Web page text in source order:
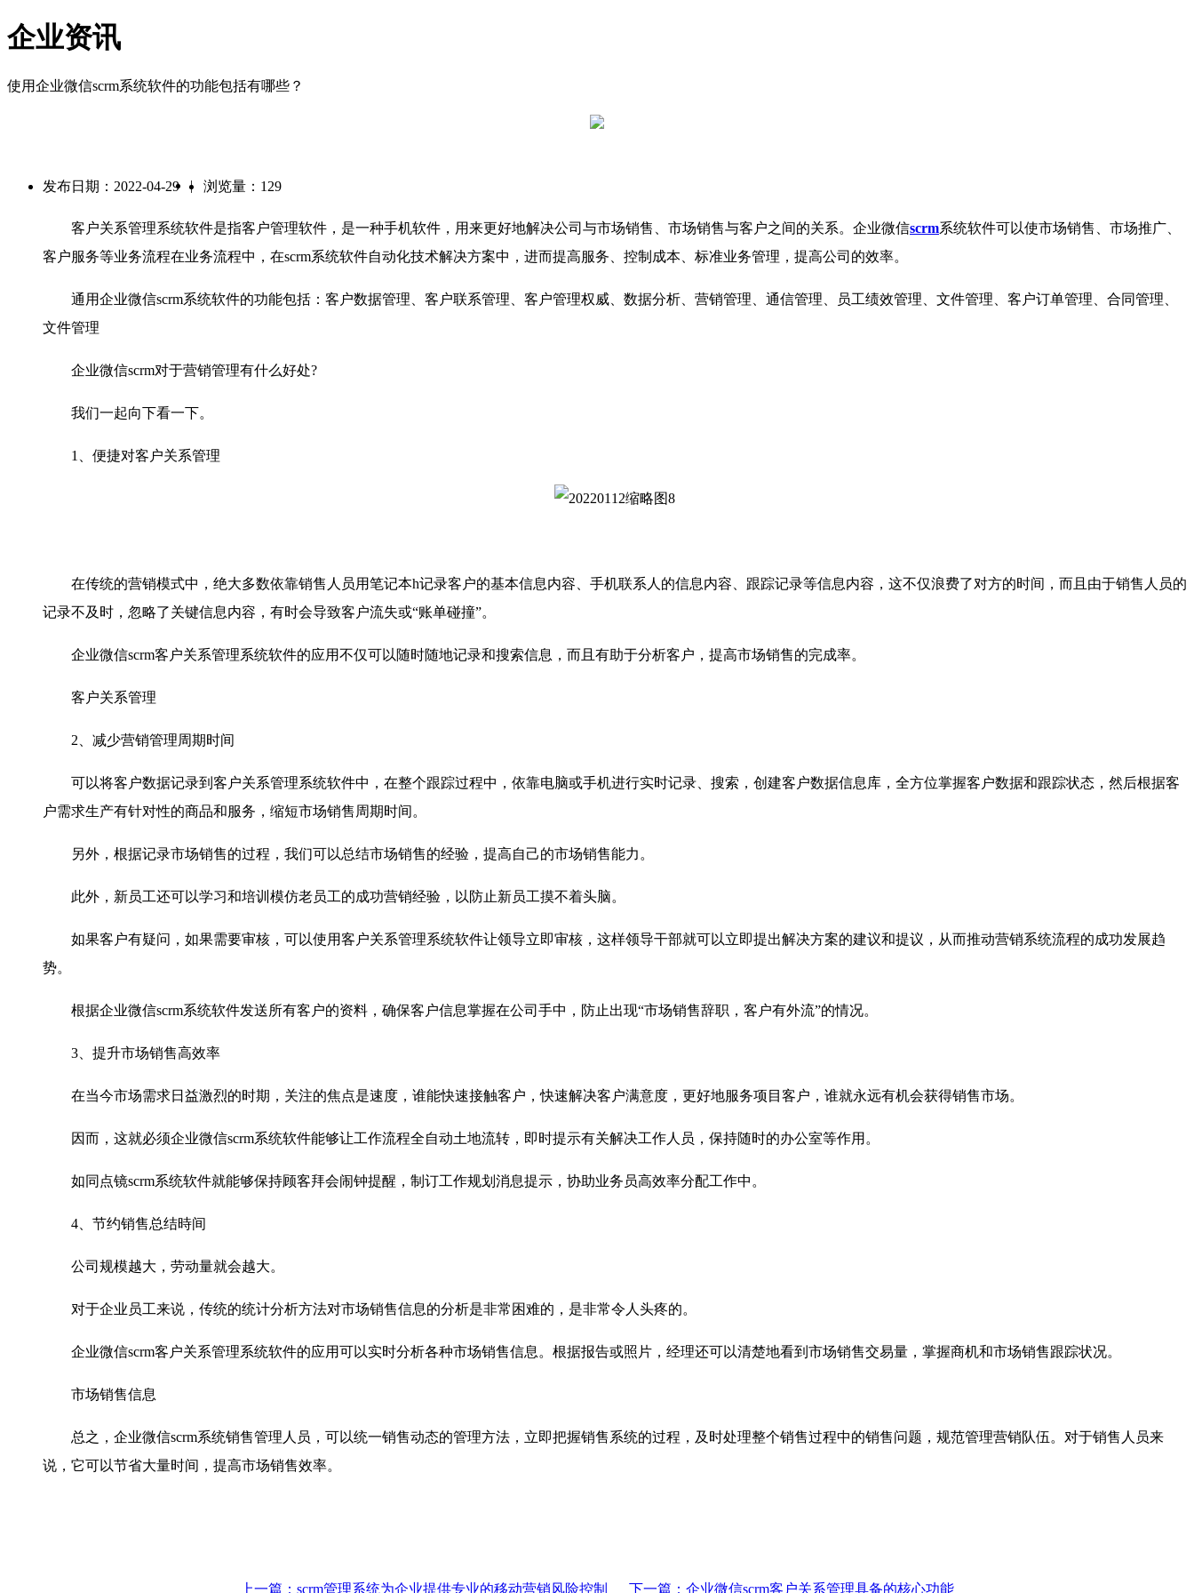
企业资讯
使用企业微信scrm系统软件的功能包括有哪些？
发布日期：2022-04-29 | 浏览量：129
客户关系管理系统软件是指客户管理软件，是一种手机软件，用来更好地解决公司与市场销售、市场销售与客户之间的关系。企业微信scrm系统软件可以使市场销售、市场推广、
客户服务等业务流程在业务流程中，在scrm系统软件自动化技术解决方案中，进而提高服务、控制成本、标准业务管理，提高公司的效率。
通用企业微信scrm系统软件的功能包括：客户数据管理、客户联系管理、客户管理权威、数据分析、营销管理、通信管理、员工绩效管理、文件管理、客户订单管理、合同管理、
文件管理
企业微信scrm对于营销管理有什么好处?
我们一起向下看一下。
1、便捷对客户关系管理
在传统的营销模式中，绝大多数依靠销售人员用笔记本h记录客户的基本信息内容、手机联系人的信息内容、跟踪记录等信息内容，这不仅浪费了对方的时间，而且由于销售人员的
记录不及时，忽略了关键信息内容，有时会导致客户流失或“账单碰撞”。
企业微信scrm客户关系管理系统软件的应用不仅可以随时随地记录和搜索信息，而且有助于分析客户，提高市场销售的完成率。
客户关系管理
2、减少营销管理周期时间
可以将客户数据记录到客户关系管理系统软件中，在整个跟踪过程中，依靠电脑或手机进行实时记录、搜索，创建客户数据信息库，全方位掌握客户数据和跟踪状态，然后根据客
户需求生产有针对性的商品和服务，缩短市场销售周期时间。
另外，根据记录市场销售的过程，我们可以总结市场销售的经验，提高自己的市场销售能力。
此外，新员工还可以学习和培训模仿老员工的成功营销经验，以防止新员工摸不着头脑。
如果客户有疑问，如果需要审核，可以使用客户关系管理系统软件让领导立即审核，这样领导干部就可以立即提出解决方案的建议和提议，从而推动营销系统流程的成功发展趋
势。
根据企业微信scrm系统软件发送所有客户的资料，确保客户信息掌握在公司手中，防止出现“市场销售辞职，客户有外流”的情况。
3、提升市场销售高效率
在当今市场需求日益激烈的时期，关注的焦点是速度，谁能快速接触客户，快速解决客户满意度，更好地服务项目客户，谁就永远有机会获得销售市场。
因而，这就必须企业微信scrm系统软件能够让工作流程全自动土地流转，即时提示有关解决工作人员，保持随时的办公室等作用。
如同点镜scrm系统软件就能够保持顾客拜会闹钟提醒，制订工作规划消息提示，协助业务员高效率分配工作中。
4、节约销售总结時间
公司规模越大，劳动量就会越大。
对于企业员工来说，传统的统计分析方法对市场销售信息的分析是非常困难的，是非常令人头疼的。
企业微信scrm客户关系管理系统软件的应用可以实时分析各种市场销售信息。根据报告或照片，经理还可以清楚地看到市场销售交易量，掌握商机和市场销售跟踪状况。
市场销售信息
总之，企业微信scrm系统销售管理人员，可以统一销售动态的管理方法，立即把握销售系统的过程，及时处理整个销售过程中的销售问题，规范管理营销队伍。对于销售人员来
说，它可以节省大量时间，提高市场销售效率。
上一篇：scrm管理系统为企业提供专业的移动营销风险控制 下一篇：企业微信scrm客户关系管理具备的核心功能